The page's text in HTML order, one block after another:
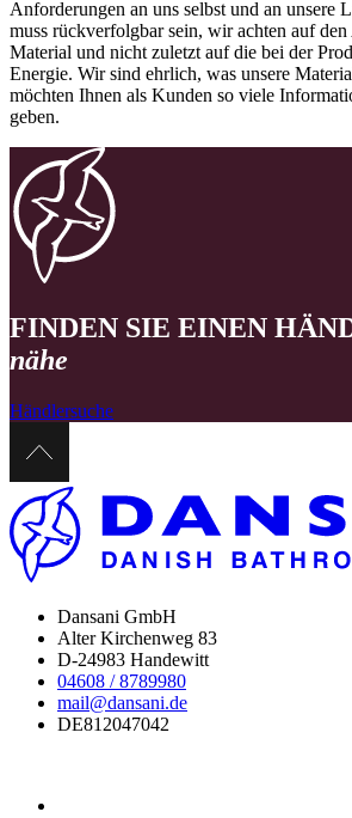
Anforderungen an uns selbst und an unsere
muss rückverfolgbar sein, wir achten auf
Material und nicht zuletzt auf die bei der
Energie. Wir sind ehrlich, was unsere
möchten Ihnen als Kunden so viele
geben.
FINDEN SIE EINEN
nähe
Händlersuche
Dansani GmbH
Alter Kirchenweg 83
D-24983 Handewitt
04608 / 8789980
mail@dansani.de
DE812047042